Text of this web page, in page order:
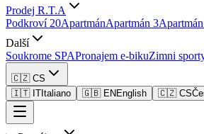
Prodej R.T.A
Podkroví 20ApartmánApartmán 3Apartmán
Další
Soukrome SPAPronajem e-bikuZimni
🇨🇿 CS
🇮🇹 IT Italiano 🇬🇧 EN English 🇨🇿 CS